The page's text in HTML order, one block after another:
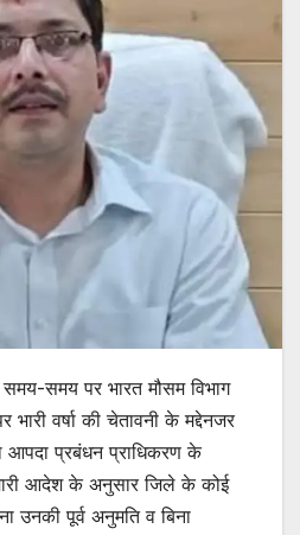
समय पर भारत मौसम विभाग
वर्षा की चेतावनी के मद्देनजर
आपदा प्रबंधन प्राधिकरण के
जारी आदेश के अनुसार जिले के कोई
उनकी पूर्व अनुमति व बिना